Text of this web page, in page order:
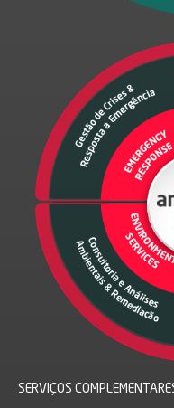
SERVIÇOS